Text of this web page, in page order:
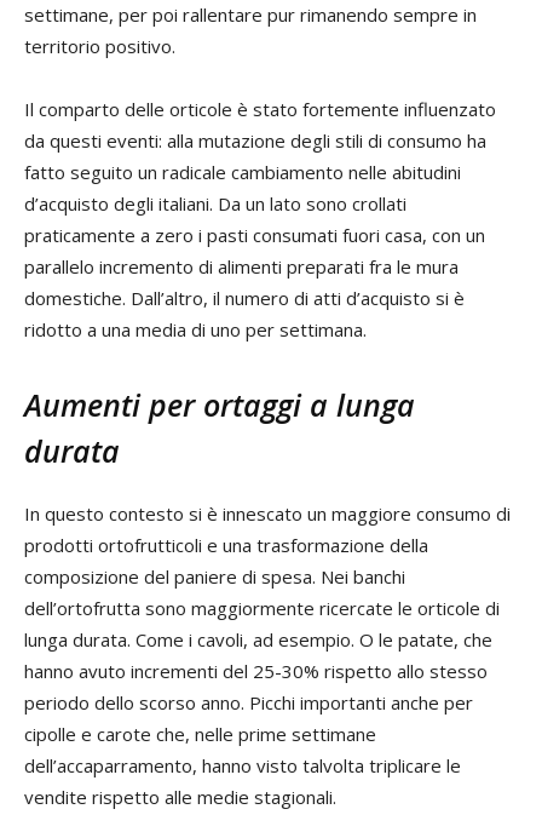
settimane, per poi rallentare pur rimanendo sempre in
territorio positivo.
Il comparto delle orticole è stato fortemente influenzato
da questi eventi: alla mutazione degli stili di consumo ha
fatto seguito un radicale cambiamento nelle abitudini
d’acquisto degli italiani. Da un lato sono crollati
praticamente a zero i pasti consumati fuori casa, con un
parallelo incremento di alimenti preparati fra le mura
domestiche. Dall’altro, il numero di atti d’acquisto si è
ridotto a una media di uno per settimana.
Aumenti per ortaggi a lunga
durata
In questo contesto si è innescato un maggiore consumo di
prodotti ortofrutticoli e una trasformazione della
composizione del paniere di spesa. Nei banchi
dell’ortofrutta sono maggiormente ricercate le orticole di
lunga durata. Come i cavoli, ad esempio. O le patate, che
hanno avuto incrementi del 25-30% rispetto allo stesso
periodo dello scorso anno. Picchi importanti anche per
cipolle e carote che, nelle prime settimane
dell’accaparramento, hanno visto talvolta triplicare le
vendite rispetto alle medie stagionali.